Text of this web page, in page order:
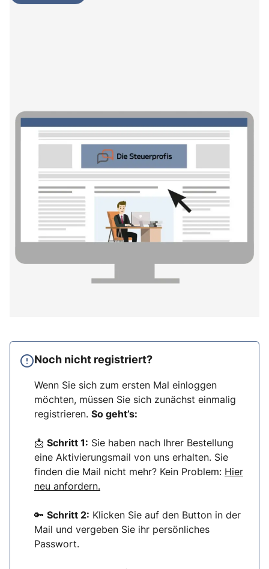
Noch nicht registriert?
Wenn Sie sich zum ersten Mal einloggen
möchten, müssen Sie sich zunächst einmalig
registrieren. So geht’s:
📩 Schritt 1: Sie haben nach Ihrer Bestellung
eine Aktivierungsmail von uns erhalten. Sie
finden die Mail nicht mehr? Kein Problem: Hier
neu anfordern.
🔑 Schritt 2: Klicken Sie auf den Button in der
Mail und vergeben Sie ihr persönliches
Passwort.